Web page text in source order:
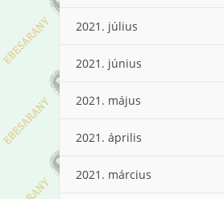
2021. július
2021. június
2021. május
2021. április
2021. március